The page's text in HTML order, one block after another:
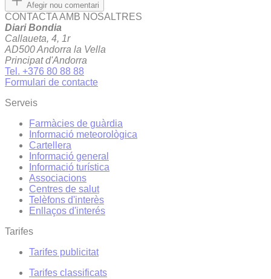
Afegir nou comentari
CONTACTA AMB NOSALTRES
Diari Bondia
Callaueta, 4, 1r
AD500 Andorra la Vella
Principat d'Andorra
Tel. +376 80 88 88
Formulari de contacte
Serveis
Farmàcies de guàrdia
Informació meteorològica
Cartellera
Informació general
Informació turística
Associacions
Centres de salut
Telèfons d'interès
Enllaços d'interés
Tarifes
Tarifes publicitat
Tarifes classificats